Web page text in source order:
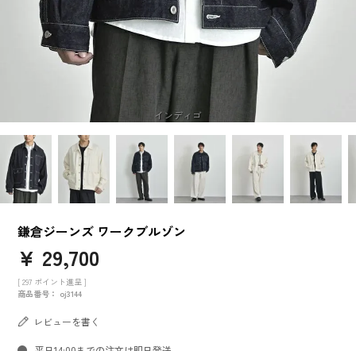
インディゴ
鎌倉ジーンズ ワークブルゾン
¥ 29,700
[ 297 ポイント進呈 ]
商品番号
oj3144
レビューを書く